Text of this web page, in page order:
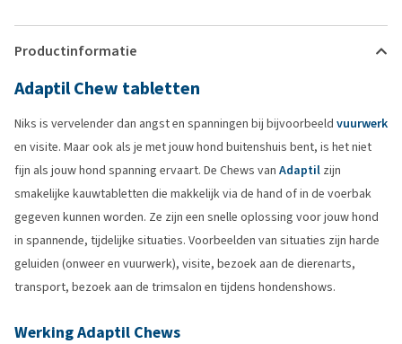
Productinformatie
Adaptil Chew tabletten
Niks is vervelender dan angst en spanningen bij bijvoorbeeld vuurwerk
en visite. Maar ook als je met jouw hond buitenshuis bent, is het niet
fijn als jouw hond spanning ervaart. De Chews van Adaptil zijn
smakelijke kauwtabletten die makkelijk via de hand of in de voerbak
gegeven kunnen worden. Ze zijn een snelle oplossing voor jouw hond
in spannende, tijdelijke situaties. Voorbeelden van situaties zijn harde
geluiden (onweer en vuurwerk), visite, bezoek aan de dierenarts,
transport, bezoek aan de trimsalon en tijdens hondenshows.
Werking Adaptil Chews